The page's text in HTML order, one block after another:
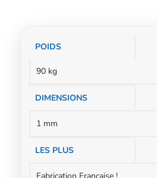
Informations
POIDS
90 kg
DIMENSIONS
1 mm
LES PLUS